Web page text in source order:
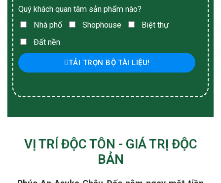
Quý khách quan tâm sản phẩm nào?
Nhà phố
Shophouse
Biệt thự
Đất nền
TẢI TRỌN BỘ TÀI LIỆU!
VỊ TRÍ ĐỘC TÔN - GIÁ TRỊ ĐỘC
BẢN